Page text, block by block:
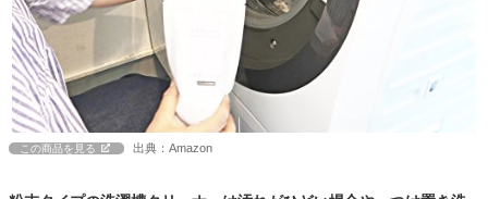
この商品を見る 出典：Amazon